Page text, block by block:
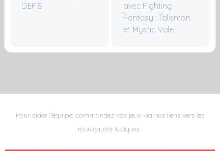
DEFIS
avec Fighting
Fantasy : Talisman
et Mystic Vale
Pour aider l'équipe, commandez vos jeux via nos liens vers les
nouveautés ludiques :